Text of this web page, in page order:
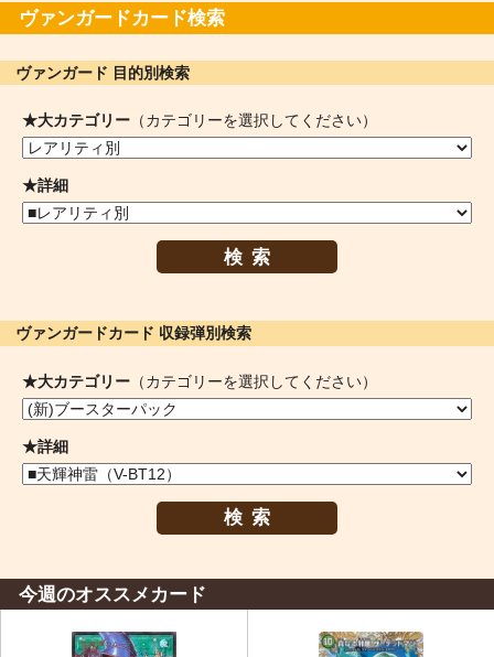
ヴァンガードカード検索
ヴァンガード 目的別検索
★大カテゴリー （カテゴリーを選択してください）
★詳細
検索
ヴァンガードカード 収録弾別検索
★大カテゴリー （カテゴリーを選択してください）
★詳細
検索
今週のオススメカード